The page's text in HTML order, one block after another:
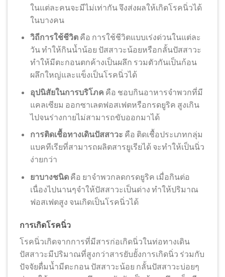
ในแต่ละคนจะมีไม่เท่ากัน จึงส่งผลให้เกิดโรคนิ่วได้
ในบางคน
วิถีการใช้ชีวิตคือ การใช้ชีวิตแบบเร่งด่วนในแต่ละ
วัน ทำให้กินน้ำน้อย ปัสสาวะน้อยหรือกลั้นปัสสาวะ
ทำให้มีตะกอนตกค้างเป็นผลึก รวมตัวกันเป็นก้อน
ผลึกใหญ่และแข็งเป็นโรคนิ่วได้
อุปนิสัยในการบริโภค คือ ชอบกินอาหารจำพวกที่มี
แคลเซียม ออกซาเลตฟอสเฟตหรือกรดยูริค สูงเกิน
ไปจนร่างกายไม่สามารถขับออกมาได้
การติดเชื้อทางเดินปัสสาวะ คือ ติดเชื้อประเภทกลุ่ม
แบคทีเรียที่สามารถผลิตสารยูเรียได้ จะทำให้เป็นนิ่ว
ง่ายกว่า
ยาบางชนิดคือ ยาจำพวกลดกรดยูริค เมื่อกินต่อ
เนื่องไปนานๆจำให้ปัสสาวะเป็นด่าง ทำให้ปริมาณ
ฟอสเฟตสูง จนเกิดเป็นโรคนิ่วได้
การเกิดโรคนิ่ว
โรคนิ่วเกิดจากการที่มีสารก่อเกิดนิ่วในท่อทางเดิน
ปัสสาวะมีปริมาณที่สูงกว่าสารยับยั้งการเกิดนิ่ว ร่วมกับ
ปัจจัยดื่มน้ำมีตะกอน ปัสสาวะน้อย กลั้นปัสสาวะบ่อยๆ